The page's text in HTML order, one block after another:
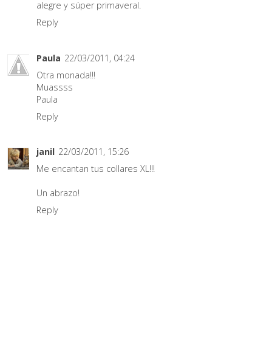
alegre y súper primaveral.
Reply
Paula 22/03/2011, 04:24
Otra monada!!!
Muassss
Paula
Reply
janil 22/03/2011, 15:26
Me encantan tus collares XL!!!
Un abrazo!
Reply